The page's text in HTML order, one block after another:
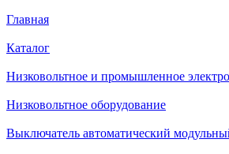
Главная
Каталог
Низковольтное и промышленное
Низковольтное оборудование
Выключатель автоматический